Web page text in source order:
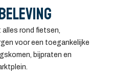
alles rond fietsen,
voor een toegankelijke
bijpraten en